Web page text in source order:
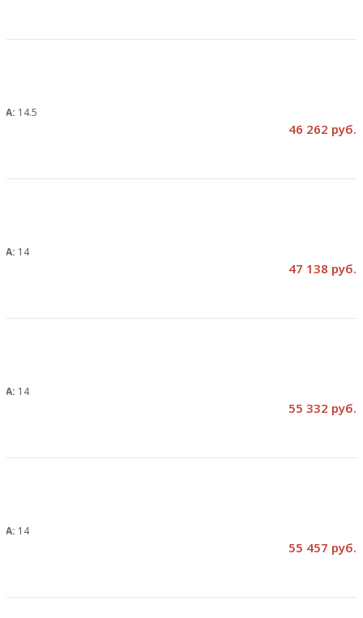
А: 14.5
46 262 руб.
А: 14
47 138 руб.
А: 14
55 332 руб.
А: 14
55 457 руб.